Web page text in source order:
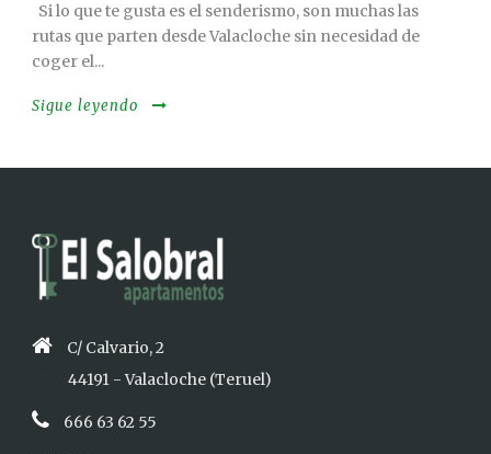
Si lo que te gusta es el senderismo, son muchas las
rutas que parten desde Valacloche sin necesidad de
coger el...
Sigue leyendo
C/ Calvario, 2
44191 - Valacloche (Teruel)
666 63 62 55